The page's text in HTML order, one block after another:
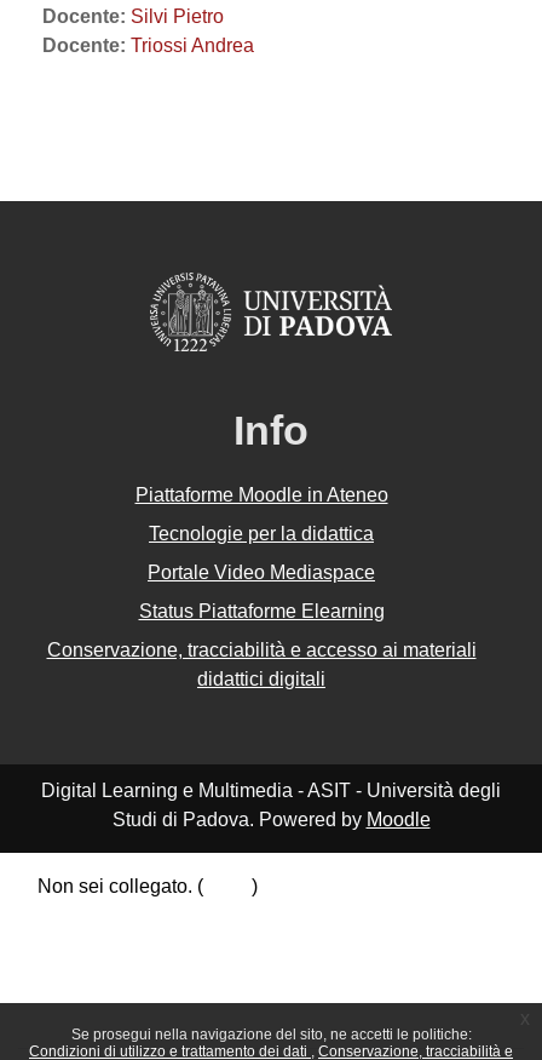
Se prosegui nella navigazione del sito, ne accetti le politiche:
Condizioni di utilizzo e trattamento dei dati
Conservazione, tracciabilità e
Docente: Silvi Pietro
Docente: Triossi Andrea
Info
Piattaforme Moodle in Ateneo
Tecnologie per la didattica
Portale Video Mediaspace
Status Piattaforme Elearning
Conservazione, tracciabilità e accesso ai materiali
didattici digitali
Digital Learning e Multimedia - ASIT - Università degli
Studi di Padova. Powered by Moodle
Non sei collegato. (
)